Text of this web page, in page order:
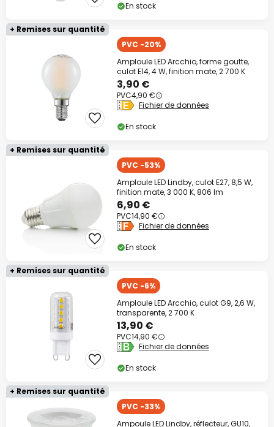
En stock
+ Remises sur quantité
PVC -20%
Amploule LED Arcchio, forme goutte,
culot E14, 4 W, finition mate, 2 700 K
3,90 €
PVC4,90 €
Fichier de données
En stock
+ Remises sur quantité
PVC -53%
Amploule LED Lindby, culot E27, 8,5 W,
finition mate, 3 000 K, 806 lm
6,90 €
PVC14,90 €
Fichier de données
En stock
+ Remises sur quantité
PVC -6%
Amploule LED Arcchio, culot G9, 2,6 W,
transparente, 2 700 K
13,90 €
PVC14,90 €
Fichier de données
En stock
+ Remises sur quantité
PVC -33%
Ampoule LED Lindby, réflecteur, GU10,